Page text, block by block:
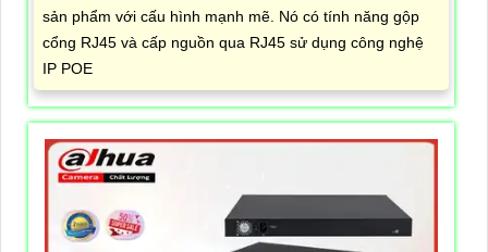
sản phẩm với cấu hình mạnh mẽ. Nó có tính năng gộp
cổng RJ45 và cấp nguồn qua RJ45 sử dụng công nghệ
IP POE